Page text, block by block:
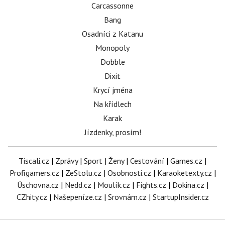
Carcassonne
Bang
Osadníci z Katanu
Monopoly
Dobble
Dixit
Krycí jména
Na křídlech
Karak
Jízdenky, prosím!
Tiscali.cz | Zprávy| Sport | Ženy| Cestování | Games.cz |
Profigamers.cz | ZeStolu.cz | Osobnosti.cz | Karaoketexty.cz |
Úschovna.cz | Nedd.cz | Moulík.cz | Fights.cz | Dokina.cz |
CZhity.cz | Našepeníze.cz | Srovnám.cz | StartupInsider.cz